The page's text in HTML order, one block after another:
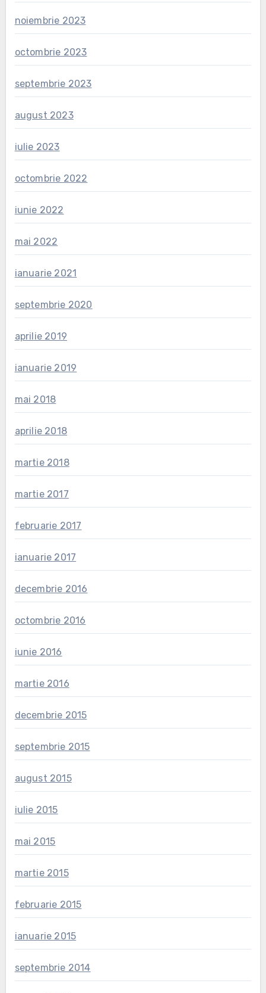
noiembrie 2023
octombrie 2023
septembrie 2023
august 2023
iulie 2023
octombrie 2022
iunie 2022
mai 2022
ianuarie 2021
septembrie 2020
aprilie 2019
ianuarie 2019
mai 2018
aprilie 2018
martie 2018
martie 2017
februarie 2017
ianuarie 2017
decembrie 2016
octombrie 2016
iunie 2016
martie 2016
decembrie 2015
septembrie 2015
august 2015
iulie 2015
mai 2015
martie 2015
februarie 2015
ianuarie 2015
septembrie 2014